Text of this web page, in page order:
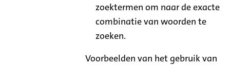
zoektermen om naar de exacte
combinatie van woorden te
zoeken.
Voorbeelden van het gebruik van